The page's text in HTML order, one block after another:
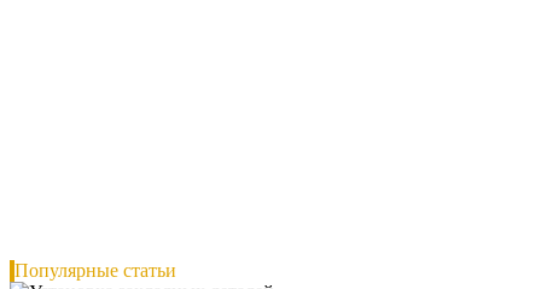
Популярные статьи